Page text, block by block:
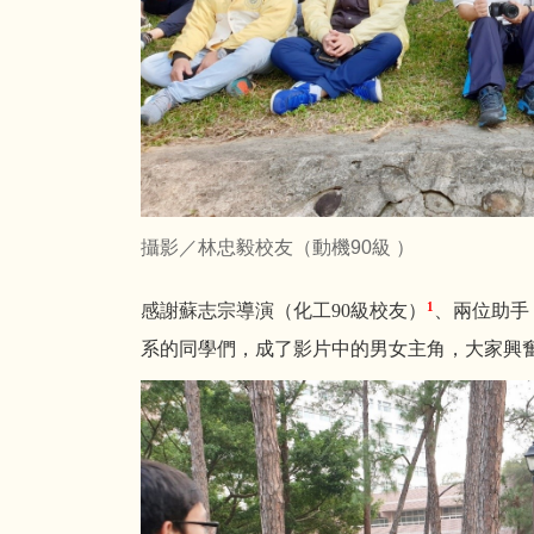
攝影／林忠毅校友（動機90級 ）
感謝蘇志宗導演（化工90級校友） 1
、兩位助
系的同學們，成了影片中的男女主角，大家